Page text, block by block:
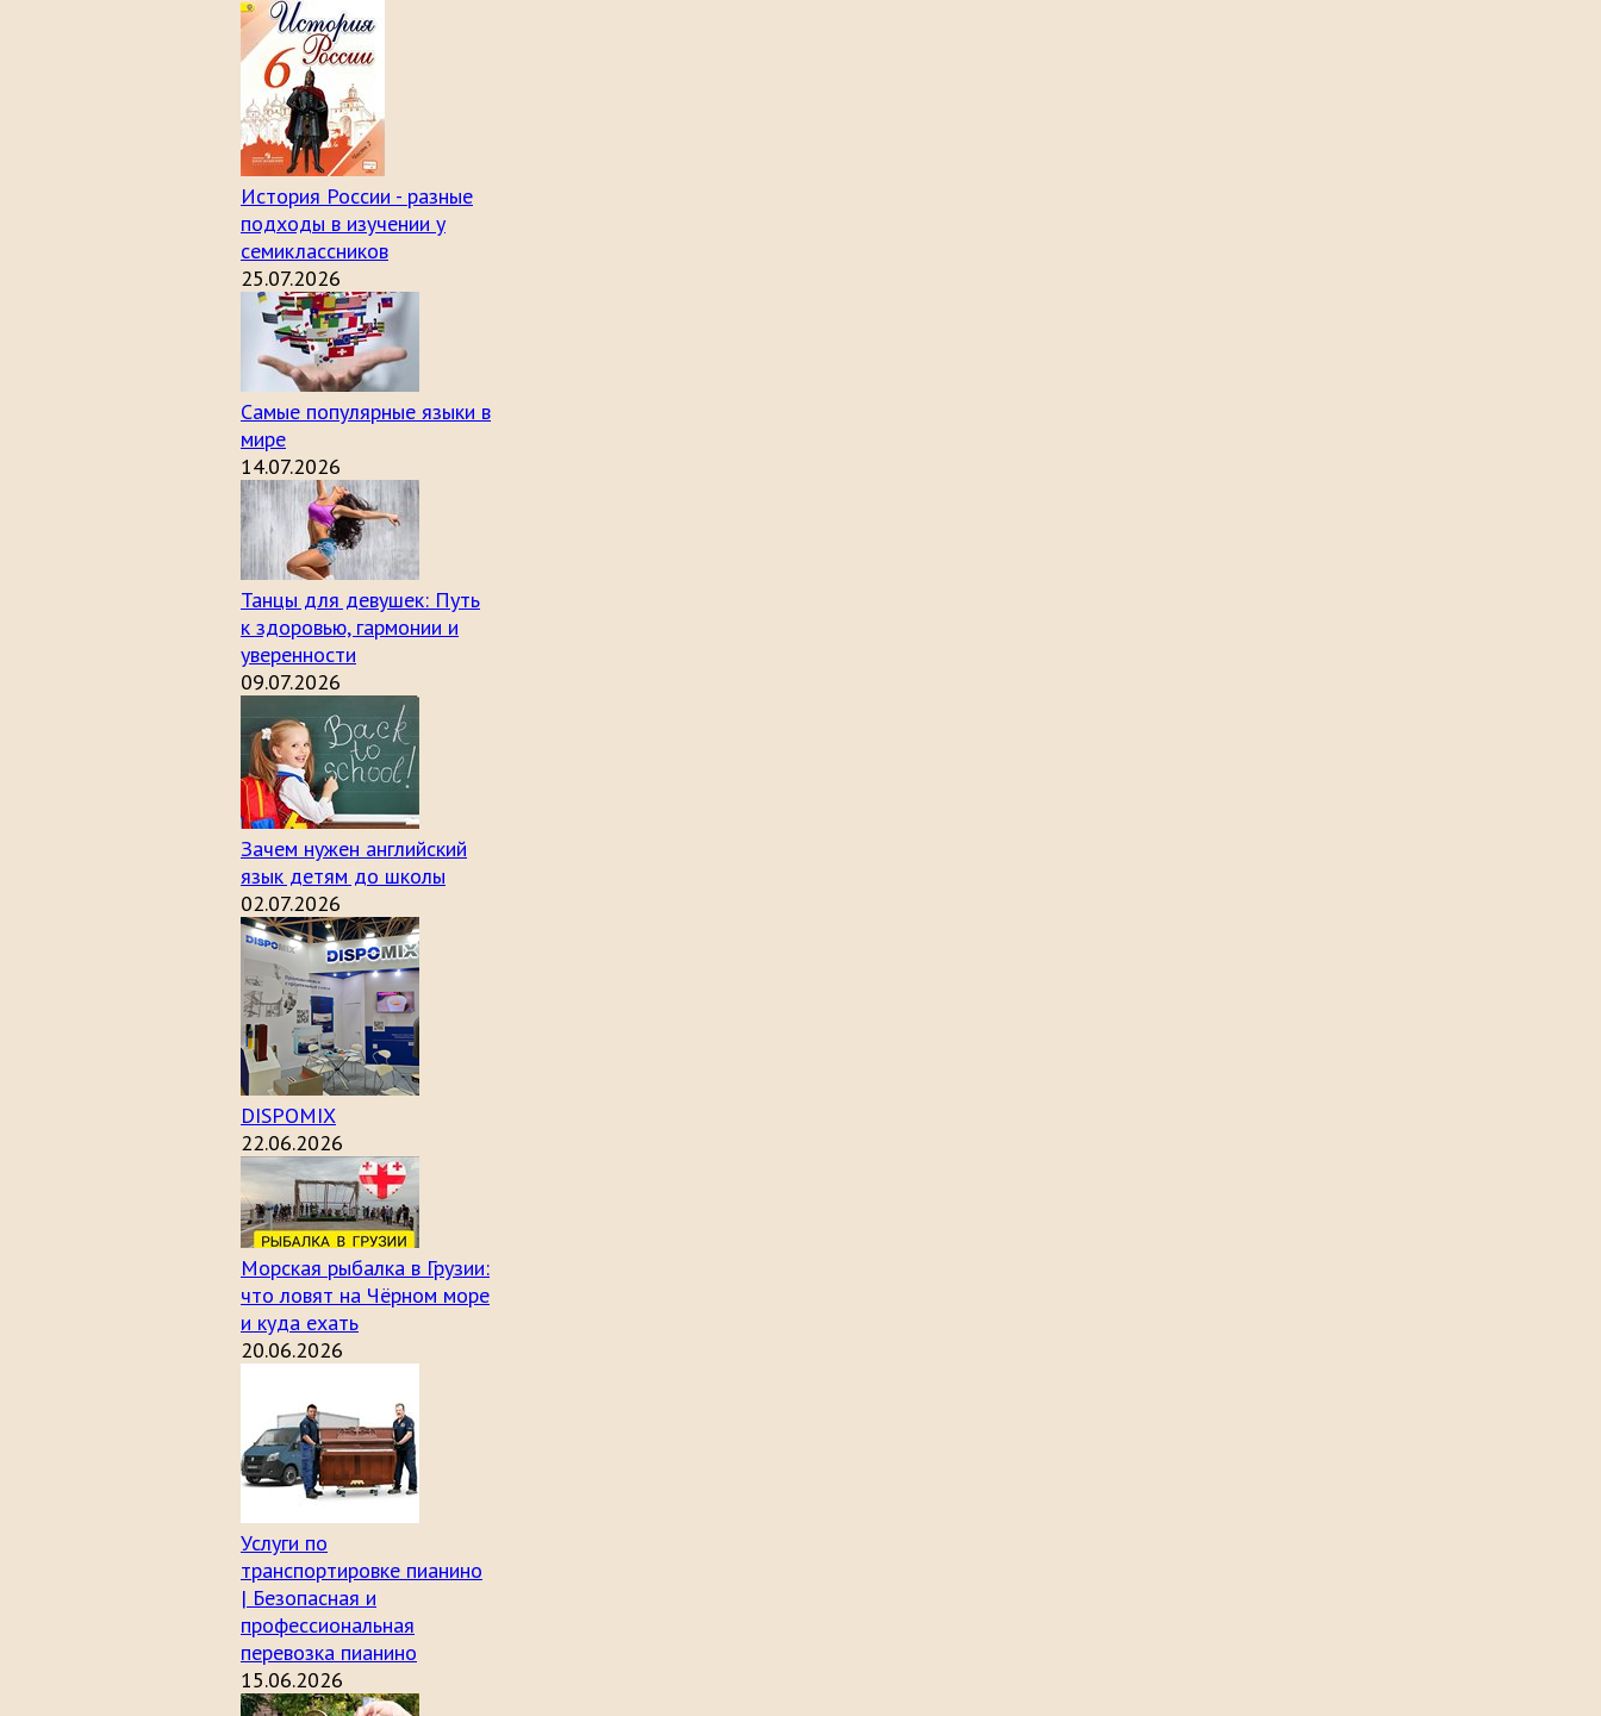
История России - разные
подходы в изучении у
семиклассников
25.07.2026
Самые популярные языки в
мире
14.07.2026
Танцы для девушек: Путь
к здоровью, гармонии и
уверенности
09.07.2026
Зачем нужен английский
язык детям до школы
02.07.2026
DISPOMIX
22.06.2026
Морская рыбалка в Грузии:
что ловят на Чёрном море
и куда ехать
20.06.2026
Услуги по
транспортировке пианино
| Безопасная и
профессиональная
перевозка пианино
15.06.2026